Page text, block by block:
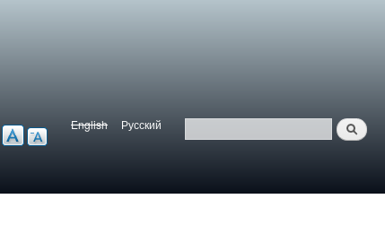
для слабовидящих
Язык
English Русский
Поиск
Найти